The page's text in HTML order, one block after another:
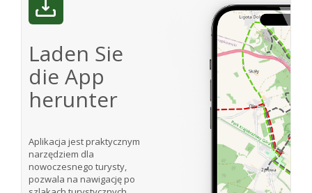
Laden Sie
die App
herunter
Aplikacja jest praktycznym
narzędziem dla
nowoczesnego turysty,
pozwala na nawigację po